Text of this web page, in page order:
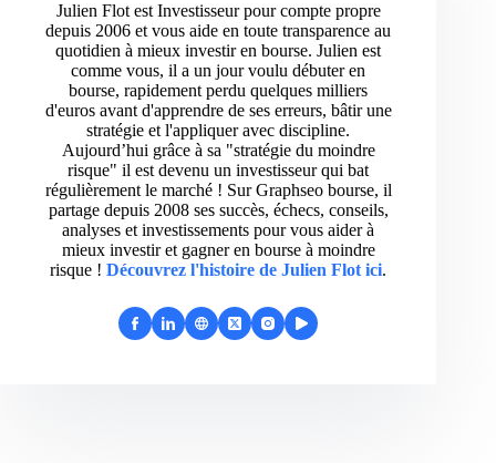
Julien Flot est Investisseur pour compte propre
depuis 2006 et vous aide en toute transparence au
quotidien à mieux investir en bourse. Julien est
comme vous, il a un jour voulu débuter en
bourse, rapidement perdu quelques milliers
d'euros avant d'apprendre de ses erreurs, bâtir une
stratégie et l'appliquer avec discipline.
Aujourd’hui grâce à sa "stratégie du moindre
risque" il est devenu un investisseur qui bat
régulièrement le marché ! Sur Graphseo bourse, il
partage depuis 2008 ses succès, échecs, conseils,
analyses et investissements pour vous aider à
mieux investir et gagner en bourse à moindre
risque ! Découvrez l'histoire de Julien Flot ici.